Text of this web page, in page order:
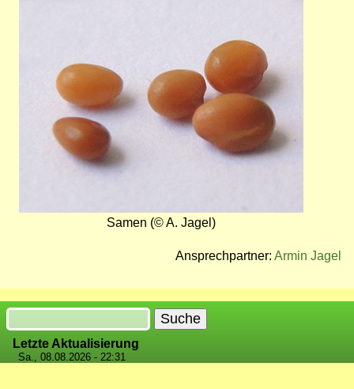
Samen (© A. Jagel)
Ansprechpartner: Armin Jagel
Suche
Letzte Aktualisierung
Sa., 08.08.2026 - 22:31